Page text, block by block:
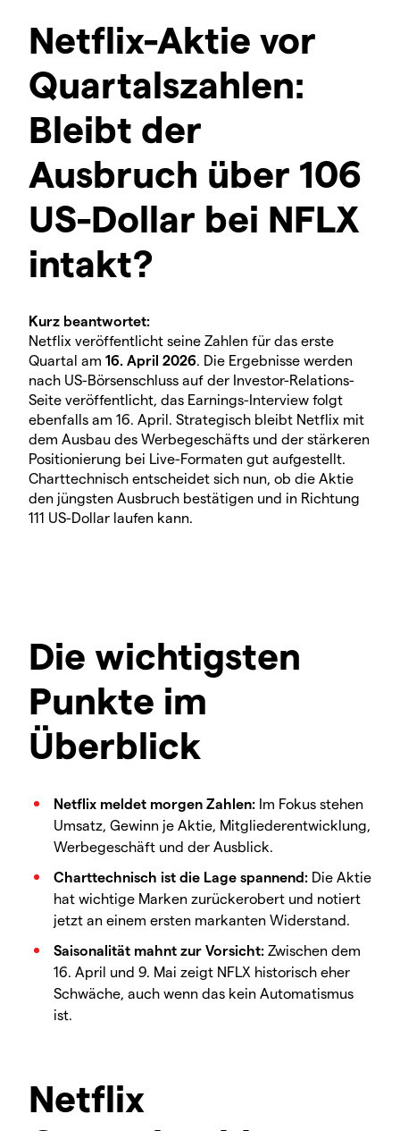
Netflix-Aktie vor
Quartalszahlen:
Bleibt der
Ausbruch über 106
US-Dollar bei NFLX
intakt?
Kurz beantwortet:
Netflix veröffentlicht seine Zahlen für das erste
Quartal am 16. April 2026. Die Ergebnisse werden
nach US-Börsenschluss auf der Investor-Relations-
Seite veröffentlicht, das Earnings-Interview folgt
ebenfalls am 16. April. Strategisch bleibt Netflix mit
dem Ausbau des Werbegeschäfts und der stärkeren
Positionierung bei Live-Formaten gut aufgestellt.
Charttechnisch entscheidet sich nun, ob die Aktie
den jüngsten Ausbruch bestätigen und in Richtung
111 US-Dollar laufen kann.
Die wichtigsten
Punkte im
Überblick
Netflix meldet morgen Zahlen: Im Fokus stehen
Umsatz, Gewinn je Aktie, Mitgliederentwicklung,
Werbegeschäft und der Ausblick.
Charttechnisch ist die Lage spannend: Die Aktie
hat wichtige Marken zurückerobert und notiert
jetzt an einem ersten markanten Widerstand.
Saisonalität mahnt zur Vorsicht: Zwischen dem
16. April und 9. Mai zeigt NFLX historisch eher
Schwäche, auch wenn das kein Automatismus
ist.
Netflix